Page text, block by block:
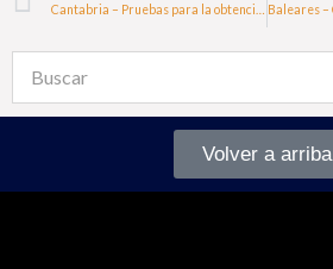
Volver a arriba